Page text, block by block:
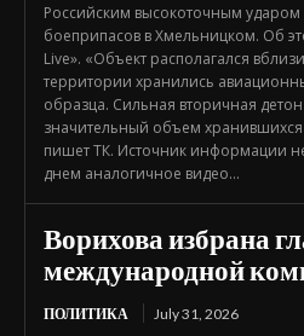
Российским высокоточным ударом
боеприпасов в Хмельницком. Об
Live». «Объект располагался
территории хранились
образца. Сильная вторичная
значительный объем
пишет ТК. Источник информации
днем аналогичное видео...
Ворихова избрана
международной
ПОЛИТИКА July 31, 2026